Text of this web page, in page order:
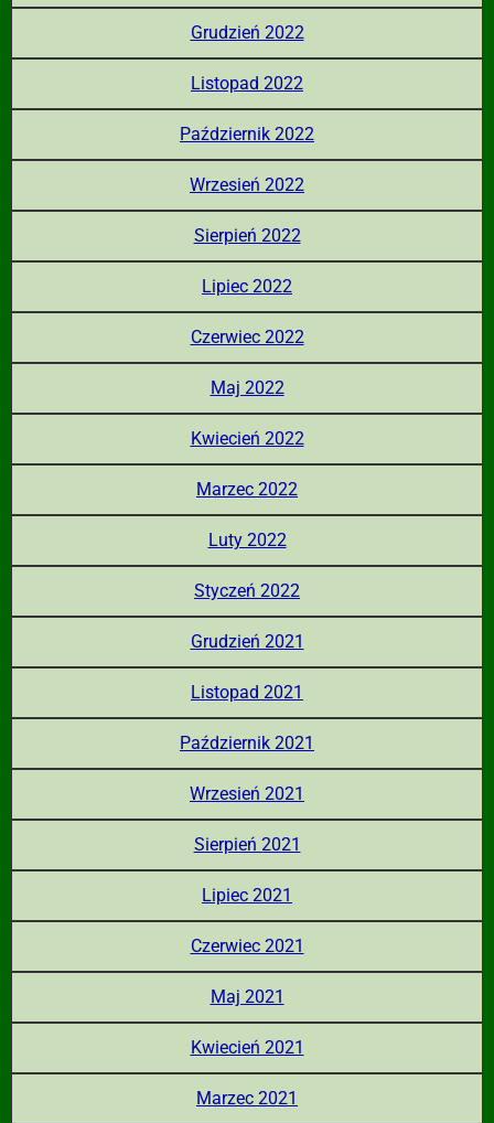
Grudzień 2022
Listopad 2022
Październik 2022
Wrzesień 2022
Sierpień 2022
Lipiec 2022
Czerwiec 2022
Maj 2022
Kwiecień 2022
Marzec 2022
Luty 2022
Styczeń 2022
Grudzień 2021
Listopad 2021
Październik 2021
Wrzesień 2021
Sierpień 2021
Lipiec 2021
Czerwiec 2021
Maj 2021
Kwiecień 2021
Marzec 2021